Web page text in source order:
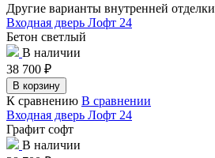
Другие варианты внутренней отделки
Входная дверь Лофт 24
Бетон светлый
В наличии
38 700 ₽
В корзину
К сравнению В сравнении
Входная дверь Лофт 24
Графит софт
В наличии